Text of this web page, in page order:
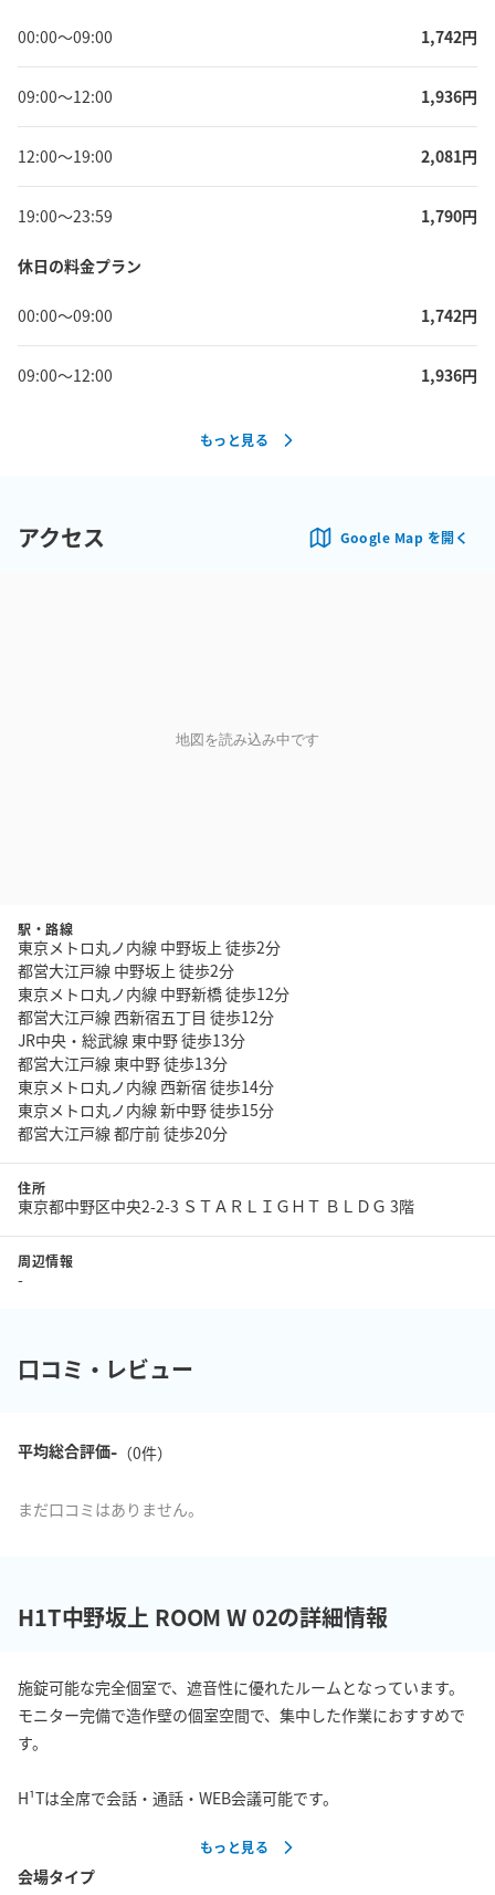
00:00〜09:00 1,742円
09:00〜12:00 1,936円
12:00〜19:00 2,081円
19:00〜23:59 1,790円
休日の料金プラン
00:00〜09:00 1,742円
09:00〜12:00 1,936円
もっと見る
アクセス Google Map を開く
地図を読み込み中です
駅・路線
東京メトロ丸ノ内線 中野坂上 徒歩2分
都営大江戸線 中野坂上 徒歩2分
東京メトロ丸ノ内線 中野新橋 徒歩12分
都営大江戸線 西新宿五丁目 徒歩12分
JR中央・総武線 東中野 徒歩13分
都営大江戸線 東中野 徒歩13分
東京メトロ丸ノ内線 西新宿 徒歩14分
東京メトロ丸ノ内線 新中野 徒歩15分
都営大江戸線 都庁前 徒歩20分
住所
東京都中野区中央2-2-3 ＳＴＡＲＬＩＧＨＴ ＢＬＤＧ 3階
周辺情報
-
口コミ・レビュー
平均総合評価-（0件）
まだ口コミはありません。
H1T中野坂上 ROOM W 02の詳細情報
施錠可能な完全個室で、遮音性に優れたルームとなっています。
モニター完備で造作壁の個室空間で、集中した作業におすすめで
す。
H¹Tは全席で会話・通話・WEB会議可能です。
もっと見る
会場タイプ